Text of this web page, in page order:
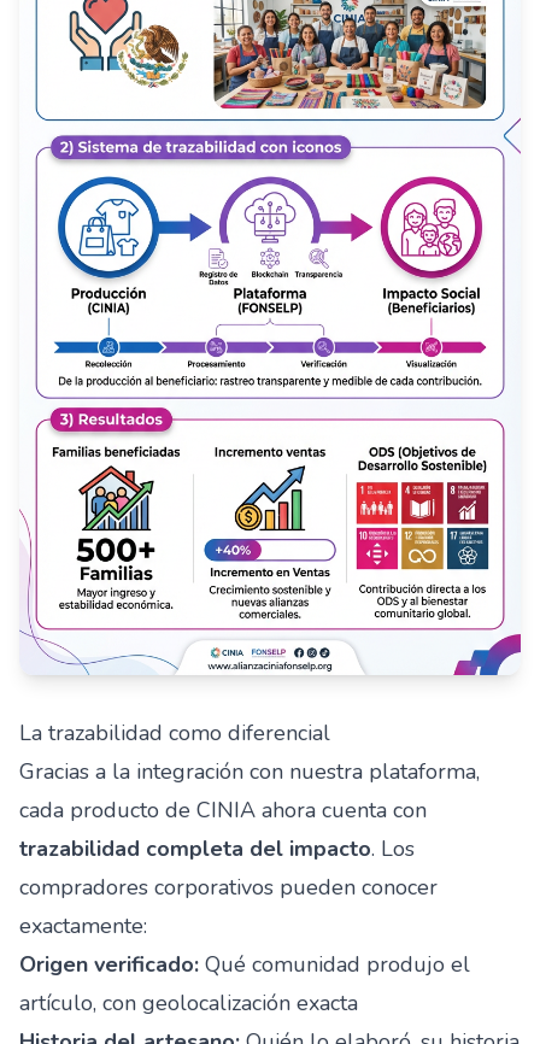
La trazabilidad como diferencial
Gracias a la integración con nuestra plataforma,
cada producto de CINIA ahora cuenta con
trazabilidad completa del impacto. Los
compradores corporativos pueden conocer
exactamente:
Origen verificado: Qué comunidad produjo el
artículo, con geolocalización exacta